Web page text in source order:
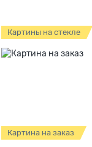
Картины на стекле
Картина на заказ